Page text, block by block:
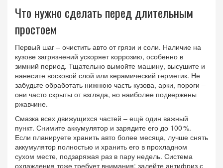
Что нужно сделать перед длительным
простоем
Первый шаг – очистить авто от грязи и соли. Наличие на
кузове загрязнений ускоряет коррозию, особенно в
зимний период. Тщательно вымойте машину, высушите и
нанесите восковой слой или керамический герметик. Не
забудьте обработать нижнюю часть кузова, арки, пороги –
они часто скрыты от взгляда, но наиболее подвержены
ржавчине.
Смазка всех движущихся частей – ещё один важный
пункт. Снимите аккумулятор и зарядите его до 100 %.
Если планируете хранить авто более месяца, лучше снять
аккумулятор полностью и хранить его в прохладном
сухом месте, подзаряжая раз в пару недель. Система
охлаждения тоже требует внимания: залейте антифриз с